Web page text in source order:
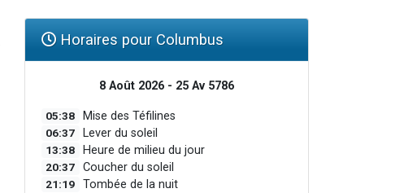
Horaires pour Columbus
8 Août 2026 - 25 Av 5786
05:38 Mise des Téfilines
06:37 Lever du soleil
13:38 Heure de milieu du jour
20:37 Coucher du soleil
21:19 Tombée de la nuit